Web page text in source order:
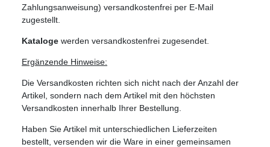
Zahlungsanweisung) versandkostenfrei per E-Mail
zugestellt.
Kataloge werden versandkostenfrei zugesendet.
Ergänzende Hinweise:
Die Versandkosten richten sich nicht nach der Anzahl der
Artikel, sondern nach dem Artikel mit den höchsten
Versandkosten innerhalb Ihrer Bestellung.
Haben Sie Artikel mit unterschiedlichen Lieferzeiten
bestellt, versenden wir die Ware in einer gemeinsamen